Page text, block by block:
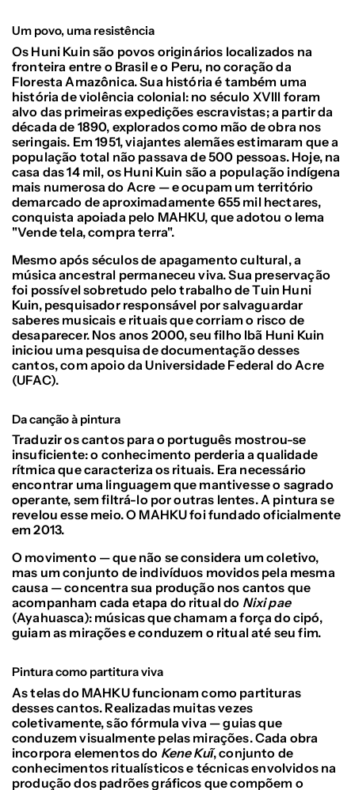
Um povo, uma resistência
Os Huni Kuin são povos originários localizados na
fronteira entre o Brasil e o Peru, no coração da
Floresta Amazônica. Sua história é também uma
história de violência colonial: no século XVIII foram
alvo das primeiras expedições escravistas; a partir da
década de 1890, explorados como mão de obra nos
seringais. Em 1951, viajantes alemães estimaram que a
população total não passava de 500 pessoas. Hoje, na
casa das 14 mil, os Huni Kuin são a população indígena
mais numerosa do Acre — e ocupam um território
demarcado de aproximadamente 655 mil hectares,
conquista apoiada pelo MAHKU, que adotou o lema
"Vende tela, compra terra".
Mesmo após séculos de apagamento cultural, a
música ancestral permaneceu viva. Sua preservação
foi possível sobretudo pelo trabalho de Tuin Huni
Kuin, pesquisador responsável por salvaguardar
saberes musicais e rituais que corriam o risco de
desaparecer. Nos anos 2000, seu filho Ibã Huni Kuin
iniciou uma pesquisa de documentação desses
cantos, com apoio da Universidade Federal do Acre
(UFAC).
Da canção à pintura
Traduzir os cantos para o português mostrou-se
insuficiente: o conhecimento perderia a qualidade
rítmica que caracteriza os rituais. Era necessário
encontrar uma linguagem que mantivesse o sagrado
operante, sem filtrá-lo por outras lentes. A pintura se
revelou esse meio. O MAHKU foi fundado oficialmente
em 2013.
O movimento — que não se considera um coletivo,
mas um conjunto de indivíduos movidos pela mesma
causa — concentra sua produção nos cantos que
acompanham cada etapa do ritual do Nixi pae
(Ayahuasca): músicas que chamam a força do cipó,
guiam as mirações e conduzem o ritual até seu fim.
Pintura como partitura viva
As telas do MAHKU funcionam como partituras
desses cantos. Realizadas muitas vezes
coletivamente, são fórmula viva — guias que
conduzem visualmente pelas mirações. Cada obra
incorpora elementos do Kene Kuĩ, conjunto de
conhecimentos ritualísticos e técnicas envolvidos na
produção dos padrões gráficos que compõem o